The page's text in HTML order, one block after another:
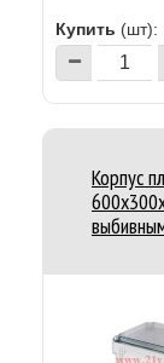
Купить (шт):
Корпус